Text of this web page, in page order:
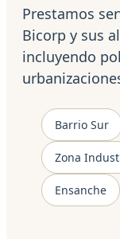
Prestamos
Bicorp y sus
incluyendo
Barrio Sur
Zona
Ensanche